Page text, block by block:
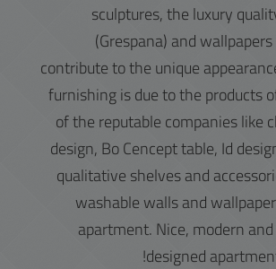
sculptures, the luxury
(Grespana) and
contribute to the unique
furnishing is due to the products
of the reputable companies like
design, Bo Cencept table, Id
qualitative shelves and
washable walls and
apartment. Nice, modern
designed